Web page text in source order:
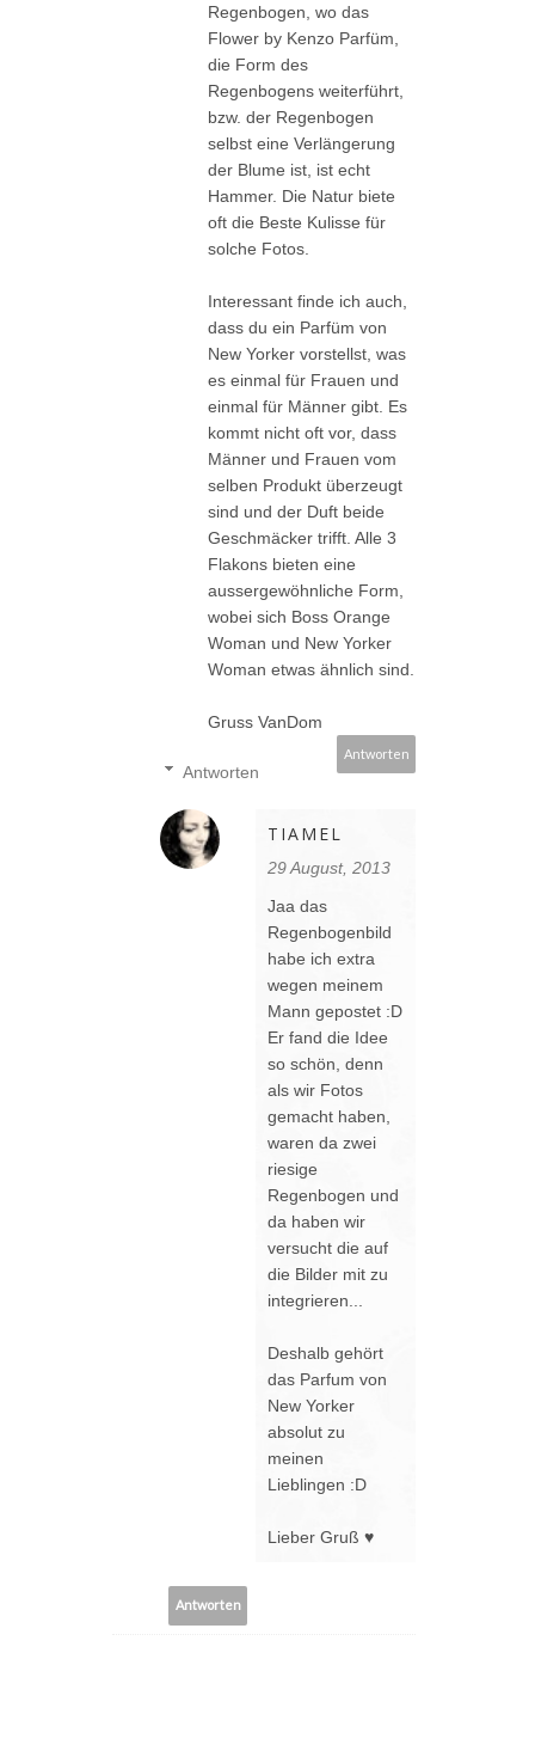
Regenbogen, wo das
Flower by Kenzo Parfüm,
die Form des
Regenbogens weiterführt,
bzw. der Regenbogen
selbst eine Verlängerung
der Blume ist, ist echt
Hammer. Die Natur biete
oft die Beste Kulisse für
solche Fotos.
Interessant finde ich auch,
dass du ein Parfüm von
New Yorker vorstellst, was
es einmal für Frauen und
einmal für Männer gibt. Es
kommt nicht oft vor, dass
Männer und Frauen vom
selben Produkt überzeugt
sind und der Duft beide
Geschmäcker trifft. Alle 3
Flakons bieten eine
aussergewöhnliche Form,
wobei sich Boss Orange
Woman und New Yorker
Woman etwas ähnlich sind.
Gruss VanDom
Antworten
Antworten
TIAMEL
29 August, 2013
Jaa das
Regenbogenbild
habe ich extra
wegen meinem
Mann gepostet :D
Er fand die Idee
so schön, denn
als wir Fotos
gemacht haben,
waren da zwei
riesige
Regenbogen und
da haben wir
versucht die auf
die Bilder mit zu
integrieren...
Deshalb gehört
das Parfum von
New Yorker
absolut zu
meinen
Lieblingen :D
Lieber Gruß ♥
Antworten